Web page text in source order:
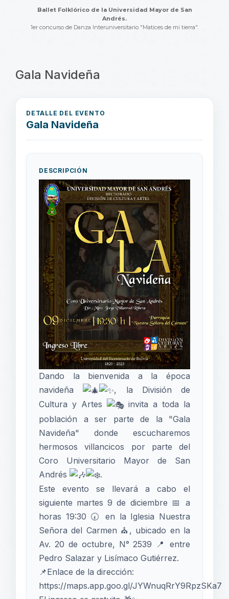
Ballet Folklórico de la Universidad Mayor de San
Andrés.
1er concurso de Danza Interuniversitario "Matices de mi tierra".
Gala Navideña
DETALLE DEL EVENTO
Gala Navideña
DESCRIPCIÓN
Dando la bienvenida a la época
navideña
, la División de
Cultura y Artes
invita a toda la
población a ser parte de la "Gala
Navideña" donde escucharemos
hermosos villancicos por parte del
Coro Universitario Mayor de San
Andrés
.
Este evento se llevará a cabo el
siguiente martes 9 de diciembre 📅 a
horas 19:30 🕢 en la Iglesia Nuestra
Señora del Carmen ⛪, ubicado en la
Av. 20 de octubre, N° 2539 📍 entre
Pedro Salazar y Lisímaco Gutiérrez.
📌Enlace de la dirección:
https://maps.app.goo.gl/JYWnuqRrY9RpzSKa7